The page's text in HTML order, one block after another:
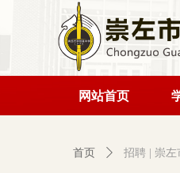
网站首页
首页 ꄲ 招聘 | 崇左